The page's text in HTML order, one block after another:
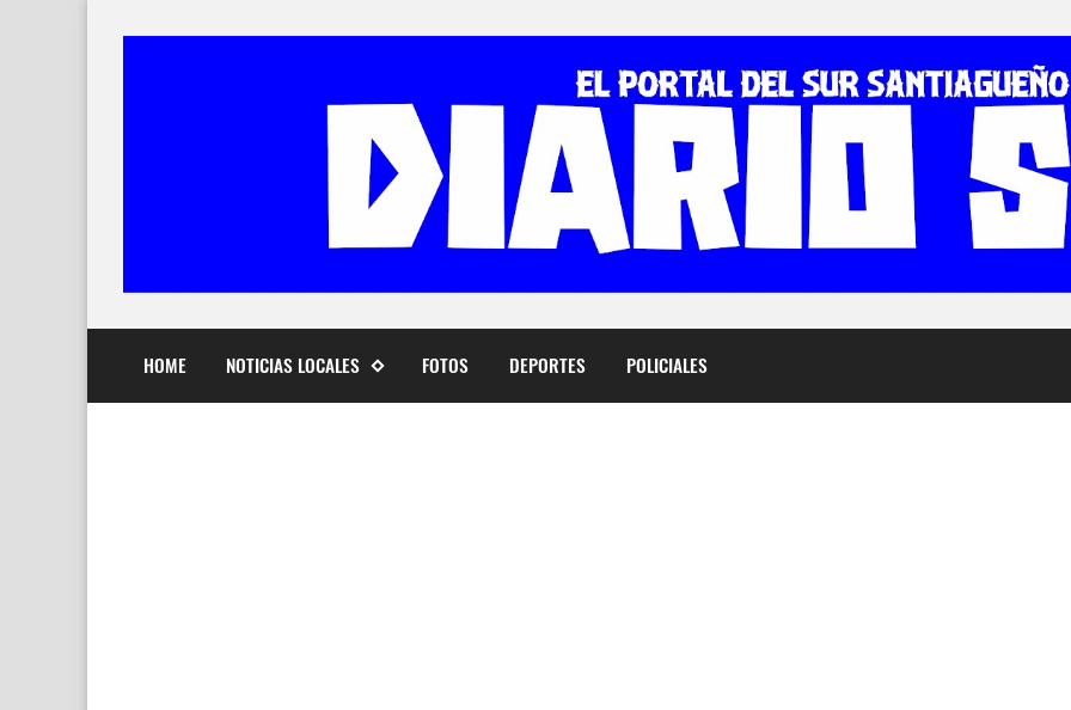
HOME NOTICIAS LOCALES FOTOS DEPORTES POLICIALES